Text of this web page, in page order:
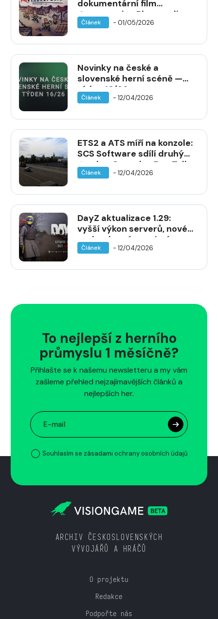
dokumentární film
Constructing Phonopolis —
premiéra 12. května v Biu
Článek - 01/05/2026
Novinky na české a
slovenské herní scéně —
týden 16/26
Článek - 12/04/2026
ETS2 a ATS míří na konzole:
SCS Software sdílí druhý
Road to Consoles Dev Talk
Článek - 12/04/2026
DayZ aktualizace 1.29:
vyšší výkon serverů, nové
zvuky zbraní a nativní
verze pro Xbox Series X|S
Článek - 12/04/2026
To nejlepší z herního
průmyslu 1 měsíčně?
Přihlašte se k našemu newsletteru a my vám
zašleme přehled nejzajímavějších článků a
nejlepších her.
Souhlasím se zásadami ochrany osobních údajů
ARCHIV ČESKOSLOVENSKÝCH
VÝVOJÁŘŮ A HRÁČŮ
O projektu
Redakce
Podpořte nás